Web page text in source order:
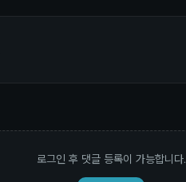
로그인 후 댓글 등록이 가능합니다.